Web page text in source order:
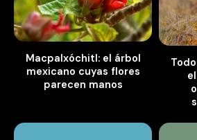
Macpalxóchitl: el árbol
mexicano cuyas flores
parecen manos